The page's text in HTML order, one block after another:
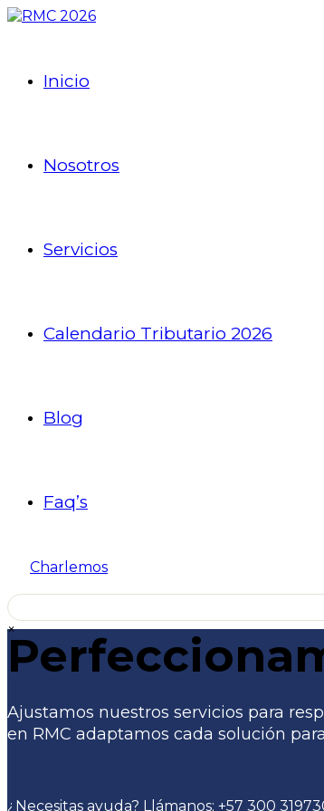
Inicio
Nosotros
Servicios
Calendario Tributario 2026
Blog
Faq’s
Charlemos
×
Ajustamos nuestros servicios para
en RMC adaptamos cada solución
¿Necesitas ayuda? Llámanos: +57 300